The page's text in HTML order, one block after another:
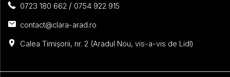
0723 180 662 / 0754 922 915
contact@clara-arad.ro
Calea Timișorii, nr. 2 (Aradul Nou, vis-a-vis de Lidl)